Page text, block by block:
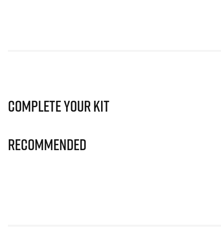
Complete Your Kit
Recommended